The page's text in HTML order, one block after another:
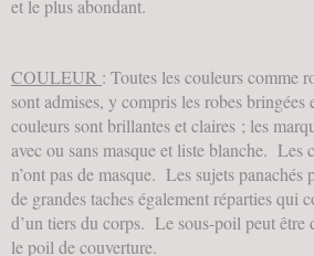
et le plus abondant.
COULEUR : Toutes les couleurs comme
sont admises, y compris les robes
couleurs sont brillantes et claires ; les
avec ou sans masque et liste blanche. Les
n’ont pas de masque. Les sujets panachés
de grandes taches également réparties qui
d’un tiers du corps. Le sous-poil peut être
le poil de couverture.